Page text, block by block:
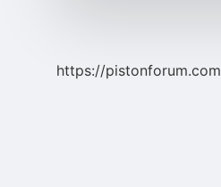
https://pistonforum.com